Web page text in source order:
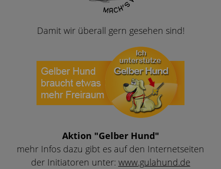
Damit wir überall gern gesehen sind!
Aktion "Gelber Hund"
mehr Infos dazu gibt es auf den Internetseiten
der Initiatoren unter: www.gulahund.de